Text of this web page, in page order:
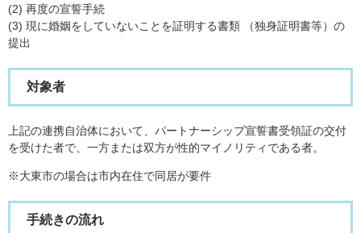
(2) 再度の宣誓手続
(3) 現に婚姻をしていないことを証明する書類 （独身証明書等）の
提出
対象者
上記の連携自治体において、パートナーシップ宣誓書受領証の交付
を受けた者で、一方または双方が性的マイノリティである者。
※大東市の場合は市内在住で同居が要件
手続きの流れ